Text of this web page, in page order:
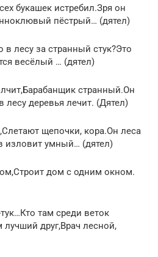
букашек истребил.Зря он
пёстрый… (дятел)
в лесу за странный стук?Это
весёлый … (дятел)
странный.Он
лесу деревья лечит. (Дятел)
щепочки, кора.Он леса
изловит умный… (дятел)
дом с одним окном.
там среди веток
друг,Врач лесной,